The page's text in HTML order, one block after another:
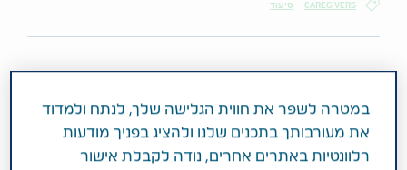
CAREGIVERS סיעוד
מצב תקין ויש לאבחן אותה בזמן ולטפל בה כמה שיותר
מהר – על כל מה שחשוב שבן המשפחה המטפל ידע
בלי שמץ של מבוכה
במטרה לשפר את חווית הגלישה שלך, לנתח ולמדוד
את מעורבותך בתכנים שלנו ולהציג בפניך מודעות
רלוונטיות באתרים אחרים, נודה לקבלת אישור